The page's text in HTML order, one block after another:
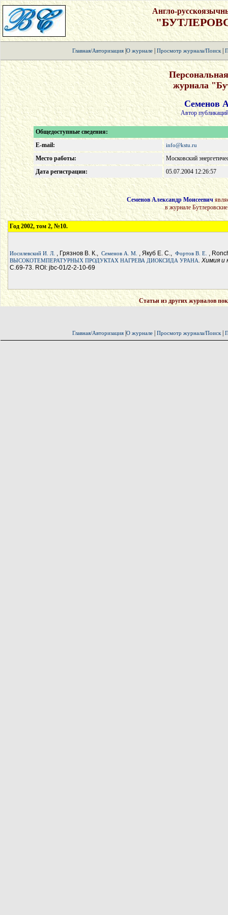
Англо-
Главная/Авторизация| О журнале| Просмотр журнала/Поиск|
журнала
Семенов
Автор
Общедоступные сведения:
E-mail:
info@kstu.ru
Место работы:
Московский
Дата регистрации:
05.07.2004 12:26:57
Семенов Александр Моисеевич
в журнале
Год 2002, том 2, №10.
Иосилевский И. Л. , Грязнов В. К., Семенов А. М. , Якуб Е. C., Фортов В. Е. ,
ВЫСОКОТЕМПЕРАТУРНЫХ ПРОДУКТАХ НАГРЕВА ДИОКСИДА УРАНА. Химия и
С.69-73. ROI: jbc-01/2-2-10-69
Статьи из других журналов
Главная/Авторизация| О журнале| Просмотр журнала/Поиск|